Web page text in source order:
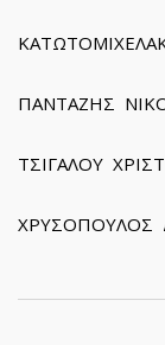
ΠΑΝΤΑΖΗΣ
ΤΣΙΓΑΛΟΥ
ΧΡΥΣΟΠΟΥΛΟΣ